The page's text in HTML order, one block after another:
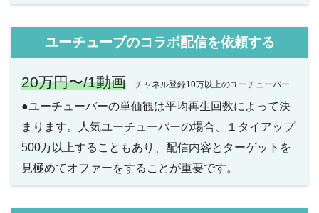
ユーチューブのコラボ配信を依頼する
20万円〜/1動画 チャネル登録10万以上のユーチューバー
●ユーチューバーの単価観は平均再生回数によって決
まります。人気ユーチューバーの場合、１タイアップ
500万以上することもあり、配信内容とターゲットを
見極めてオファーをすることが重要です。